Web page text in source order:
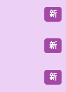
新
新
新